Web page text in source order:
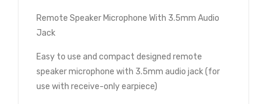
Remote Speaker Microphone With 3.5mm Audio
Jack
Easy to use and compact designed remote
speaker microphone with 3.5mm audio jack (for
use with receive-only earpiece)